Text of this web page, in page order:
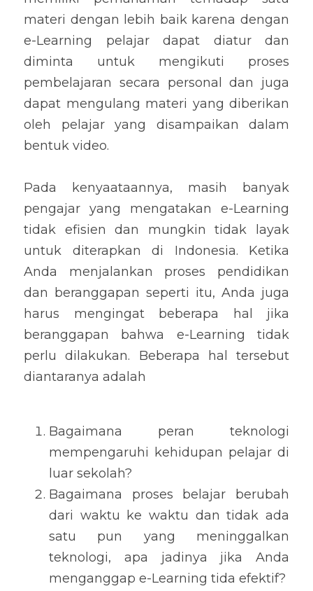
materi dengan lebih baik karena dengan
e-Learning pelajar dapat diatur dan
diminta untuk mengikuti proses
pembelajaran secara personal dan juga
dapat mengulang materi yang diberikan
oleh pelajar yang disampaikan dalam
bentuk video.
Pada kenyaataannya, masih banyak
pengajar yang mengatakan e-Learning
tidak efisien dan mungkin tidak layak
untuk diterapkan di Indonesia. Ketika
Anda menjalankan proses pendidikan
dan beranggapan seperti itu, Anda juga
harus mengingat beberapa hal jika
beranggapan bahwa e-Learning tidak
perlu dilakukan. Beberapa hal tersebut
diantaranya adalah
Bagaimana peran teknologi
mempengaruhi kehidupan pelajar di
luar sekolah?
Bagaimana proses belajar berubah
dari waktu ke waktu dan tidak ada
satu pun yang meninggalkan
teknologi, apa jadinya jika Anda
menganggap e-Learning tida efektif?